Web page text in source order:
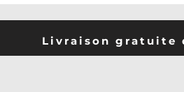
Livraison gratuite